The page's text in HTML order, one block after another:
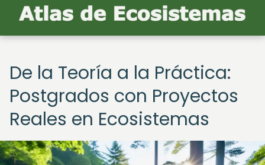
De la Teoría a la Práctica:
Postgrados con Proyectos
Reales en Ecosistemas